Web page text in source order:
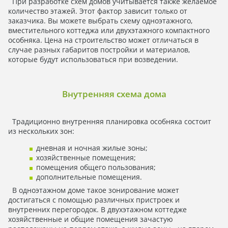
количество этажей. Этот фактор зависит только от
заказчика. Вы можете выбрать схему одноэтажного,
вместительного коттеджа или двухэтажного компактного
особняка. Цена на строительство может отличаться в
случае разных габаритов постройки и материалов,
которые будут использоваться при возведении.
Внутренняя схема дома
Традиционно внутренняя планировка особняка состоит
из нескольких зон:
дневная и ночная жилые зоны;
хозяйственные помещения;
помещения общего пользования;
дополнительные помещения.
В одноэтажном доме такое зонирование может
достигаться с помощью различных пристроек и
внутренних перегородок. В двухэтажном коттедже
хозяйственные и общие помещения зачастую